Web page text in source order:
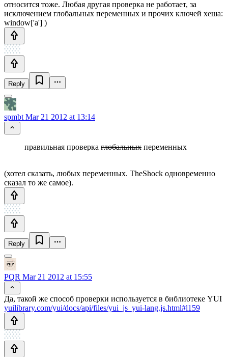
относится тоже. Любая другая проверка не работает, за
исключением глобальных переменных и прочих ключей хеша:
window['a'] )
Reply
spmbt Mar 21 2012 at 13:14
правильная проверка глобальных переменных
(хотел сказать, любых переменных. TheShock одновременно
сказал то же самое).
Reply
PQR Mar 21 2012 at 15:55
Да, такой же способ проверки используется в библиотеке YUI
yuilibrary.com/yui/docs/api/files/yui_js_yui-lang.js.html#l159